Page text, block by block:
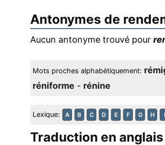
Antonymes de
Aucun antonyme trouvé pour
Mots proches alphabétiquement:
réniforme - rénine
Lexique: A B C D E F G H I
Traduction en anglais